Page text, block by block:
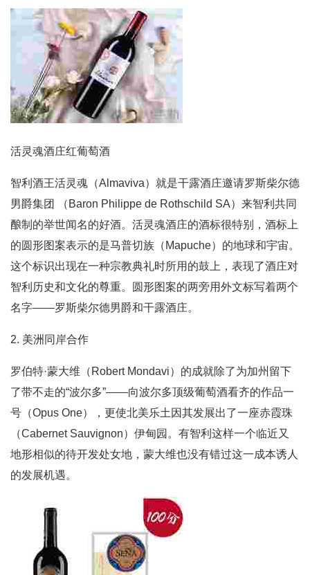
活灵魂酒庄红葡萄酒
智利酒王活灵魂（Almaviva）就是干露酒庄邀请罗斯柴尔德
男爵集团 （Baron Philippe de Rothschild SA）来智利共同
酿制的举世闻名的好酒。活灵魂酒庄的酒标很特别，酒标上
的圆形图案表示的是马普切族（Mapuche）的地球和宇宙。
这个标识出现在一种宗教典礼时所用的鼓上，表现了酒庄对
智利历史和文化的尊重。圆形图案的两旁用外文标写着两个
名字——罗斯柴尔德男爵和干露酒庄。
2. 美洲同岸合作
罗伯特·蒙大维（Robert Mondavi）的成就除了为加州留下
了带不走的“波尔多”——向波尔多顶级葡萄酒看齐的作品一
号（Opus One），更使北美乐土因其发展出了一座赤霞珠
（Cabernet Sauvignon）伊甸园。有智利这样一个临近又
地形相似的待开发处女地，蒙大维也没有错过这一成本诱人
的发展机遇。